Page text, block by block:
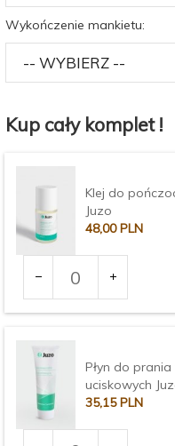
Wykończenie mankietu:
Kup cały komplet !
Klej do
Juzo
48,00 PLN
dla
produktu
3372
Płyn do
uciskowych
35,15 PLN